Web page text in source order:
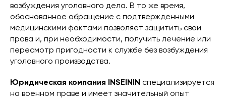
возбуждения уголовного дела. В то же время,
обоснованное обращение с подтвержденными
медицинскими фактами позволяет защитить свои
права и, при необходимости, получить лечение или
пересмотр пригодности к службе без возбуждения
уголовного производства.
Юридическая компания INSEININ специализируется
на военном праве и имеет значительный опыт